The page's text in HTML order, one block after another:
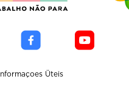
Informaçoes Üteis